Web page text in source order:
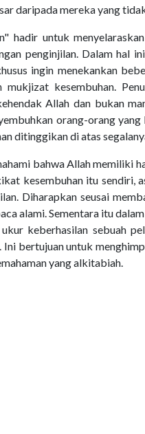
daripada mereka yang
hadir untuk
penginjilan. Dalam hal
ingin menekankan
kesembuhan.
Allah dan bukan
orang-orang yang
ditinggikan di atas
bahwa Allah memiliki
kesembuhan itu sendiri,
Diharapkan seusai
alami. Sementara itu
keberhasilan sebuah
bertujuan untuk
yang alkitabiah.